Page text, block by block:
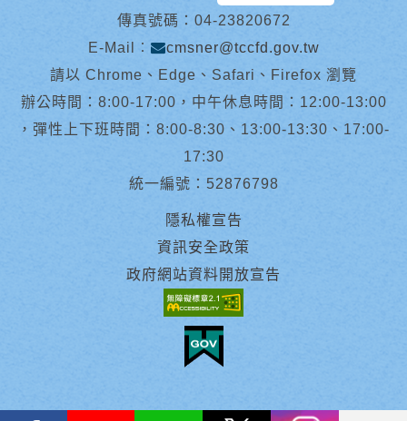
傳真號碼：04-23820672
E-Mail︰
cmsner@tccfd.gov.tw
請以 Chrome、Edge、Safari、Firefox 瀏覽
辦公時間：8:00-17:00，中午休息時間：12:00-13:00
，彈性上下班時間：8:00-8:30、13:00-13:30、17:00-
17:30
統一編號：52876798
隱私權宣告
資訊安全政策
政府網站資料開放宣告